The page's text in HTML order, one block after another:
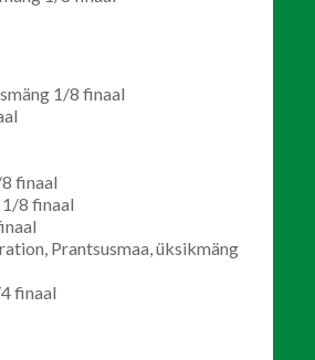
1/8 finaal
finaal
8 finaal
Prantsusmaa, üksikmäng
finaal